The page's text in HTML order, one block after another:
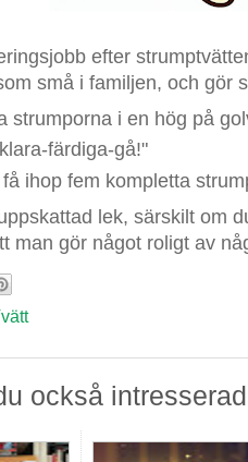
efter
små i familjen, och gör
strumporna i en hög på
färdiga-gå!"
ihop fem kompletta
lek, särskilt om
man gör något roligt av
också